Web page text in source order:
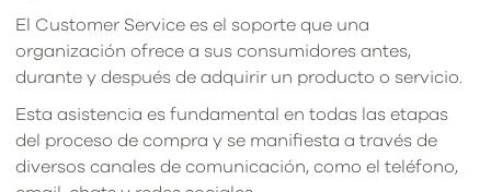
El Customer Service es el soporte que una
organización ofrece a sus consumidores antes,
durante y después de adquirir un producto o servicio.
Esta asistencia es fundamental en todas las etapas
del proceso de compra y se manifiesta a través de
diversos canales de comunicación, como el teléfono,